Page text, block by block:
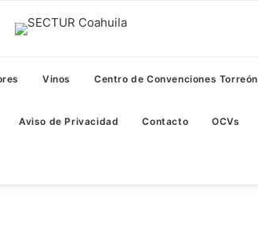
Vinos Centro de Convenciones Torreón
Aviso de Privacidad Contacto OCVs